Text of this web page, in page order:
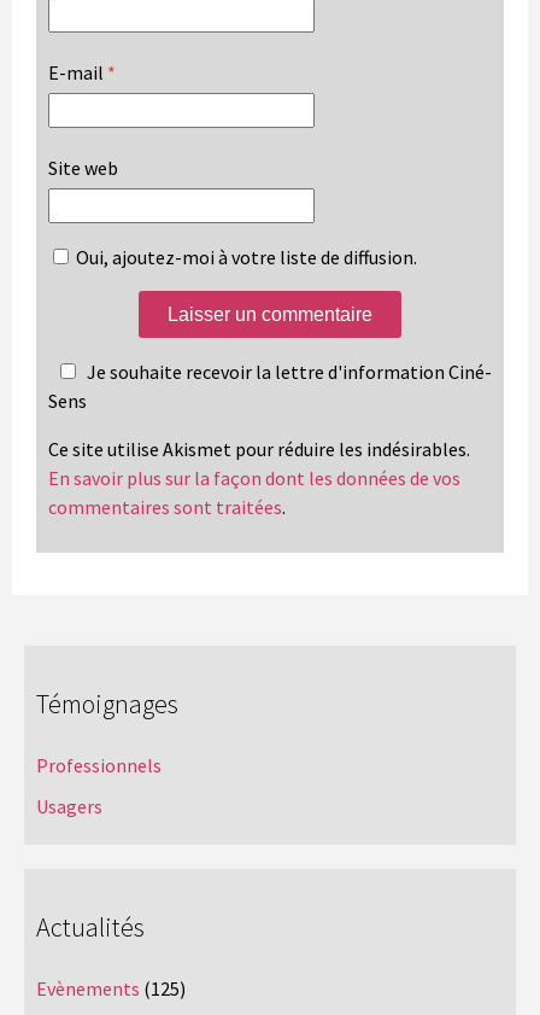
E-mail *
Site web
Oui, ajoutez-moi à votre liste de diffusion.
Je souhaite recevoir la lettre d'information Ciné-
Sens
Ce site utilise Akismet pour réduire les indésirables.
En savoir plus sur la façon dont les données de vos
commentaires sont traitées.
Témoignages
Professionnels
Usagers
Actualités
Evènements (125)